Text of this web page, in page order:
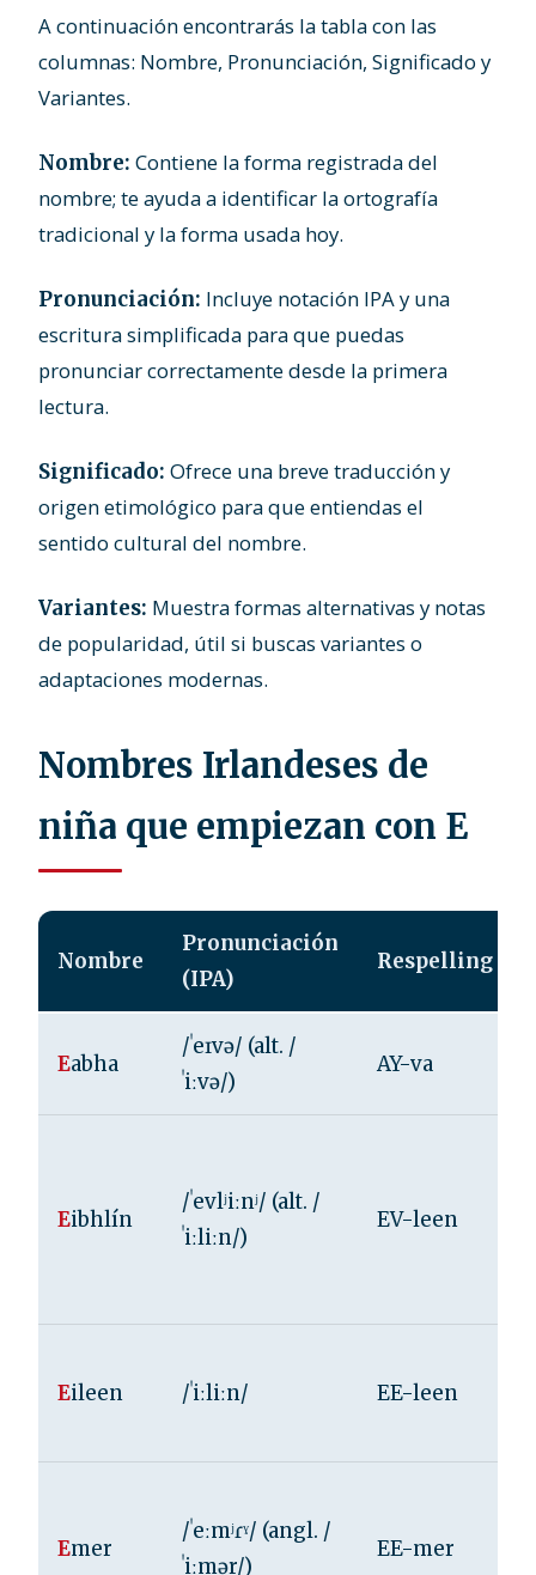
A continuación encontrarás la tabla con las
columnas: Nombre, Pronunciación, Significado y
Variantes.
Nombre: Contiene la forma registrada del
nombre; te ayuda a identificar la ortografía
tradicional y la forma usada hoy.
Pronunciación: Incluye notación IPA y una
escritura simplificada para que puedas
pronunciar correctamente desde la primera
lectura.
Significado: Ofrece una breve traducción y
origen etimológico para que entiendas el
sentido cultural del nombre.
Variantes: Muestra formas alternativas y notas
de popularidad, útil si buscas variantes o
adaptaciones modernas.
Nombres Irlandeses de
niña que empiezan con E
Nombre
Pronunciación
(IPA)
Respelling
Eabha
/ˈeɪvə/ (alt. /
ˈiːvə/)
AY-va
Eibhlín
/ˈevlʲiːnʲ/ (alt. /
ˈiːliːn/)
EV-leen
Eileen /ˈiːliːn/ EE-leen
Emer
/ˈeːmʲɾˠ/ (angl. /
ˈiːmər/)
EE-mer